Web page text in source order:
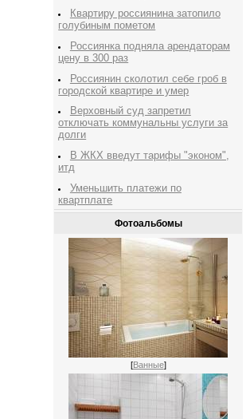
Квартиру россиянина затопило
голубиным пометом
Россиянка подняла арендаторам
цену в 300 раз
Россиянин сколотил себе гроб в
городской квартире и умер
Верховный суд запретил
отключать коммунальны услуги за
долги
В ЖКХ введут тарифы "эконом",
итд
Уменьшить платежи по
квартплате
Фотоальбомы
[Ванные]